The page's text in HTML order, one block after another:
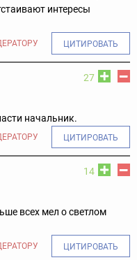
интересы
ЦИТИРОВАТЬ
27
начальник.
ЦИТИРОВАТЬ
14
всех мел о светлом
ЦИТИРОВАТЬ